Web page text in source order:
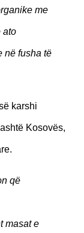
me
ato
në fusha të
karshi
Kosovës,
që
masat e